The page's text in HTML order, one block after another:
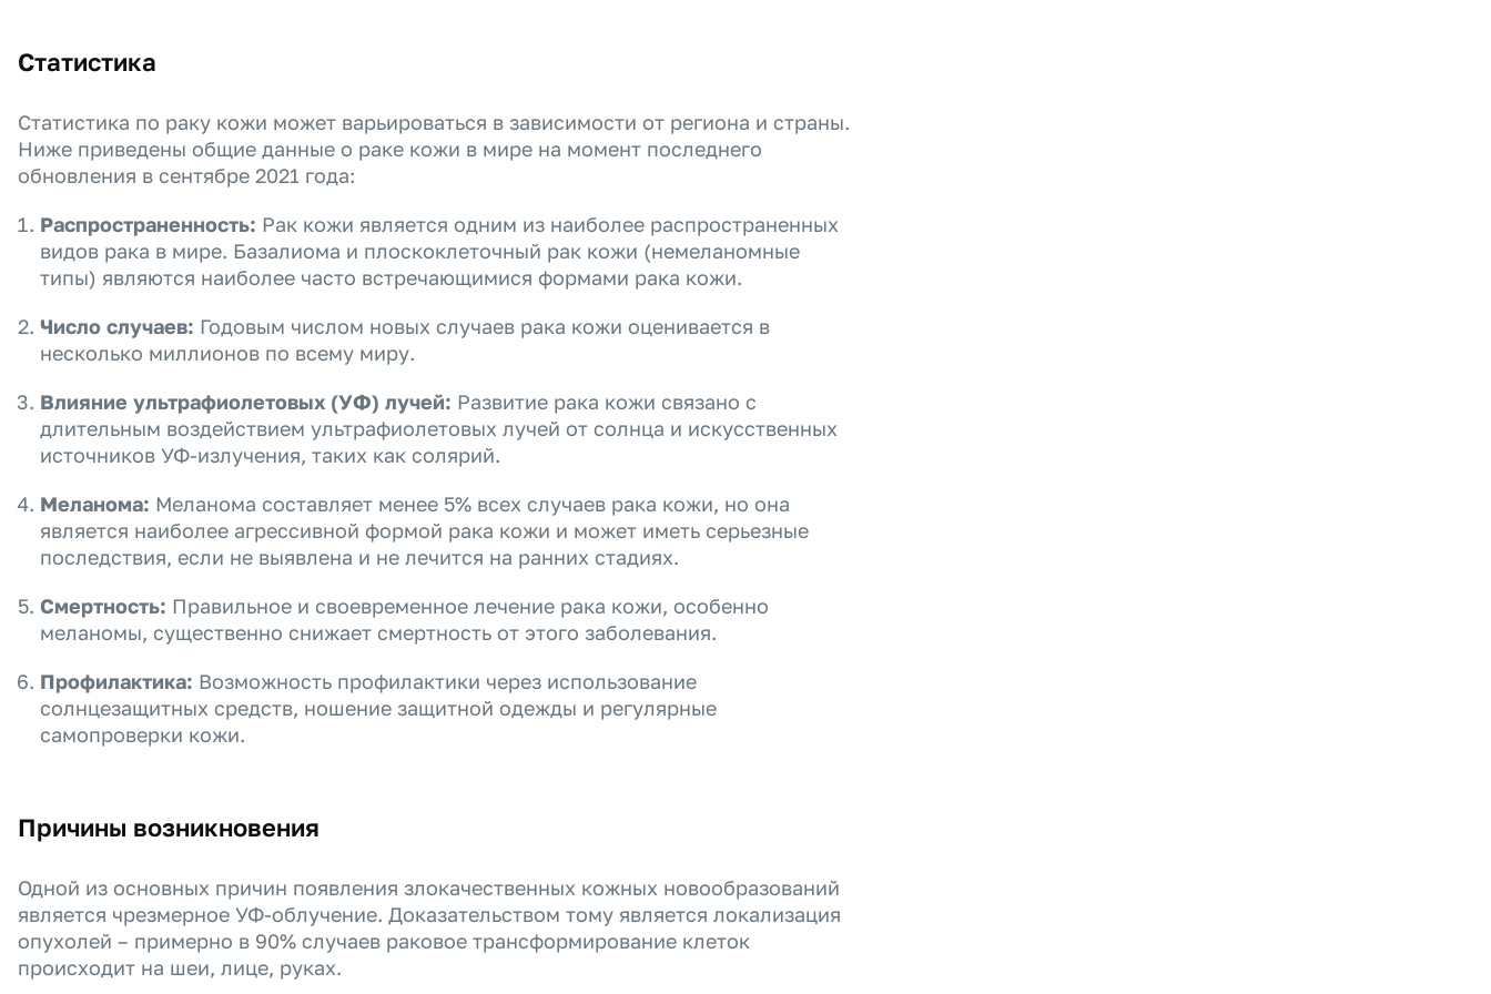
Статистика
Статистика по раку кожи может варьироваться в зависимости от региона и страны.
Ниже приведены общие данные о раке кожи в мире на момент последнего
обновления в сентябре 2021 года:
Распространенность: Рак кожи является одним из наиболее распространенных
видов рака в мире. Базалиома и плоскоклеточный рак кожи (немеланомные
типы) являются наиболее часто встречающимися формами рака кожи.
Число случаев: Годовым числом новых случаев рака кожи оценивается в
несколько миллионов по всему миру.
Влияние ультрафиолетовых (УФ) лучей: Развитие рака кожи связано с
длительным воздействием ультрафиолетовых лучей от солнца и искусственных
источников УФ-излучения, таких как солярий.
Меланома: Меланома составляет менее 5% всех случаев рака кожи, но она
является наиболее агрессивной формой рака кожи и может иметь серьезные
последствия, если не выявлена и не лечится на ранних стадиях.
Смертность: Правильное и своевременное лечение рака кожи, особенно
меланомы, существенно снижает смертность от этого заболевания.
Профилактика: Возможность профилактики через использование
солнцезащитных средств, ношение защитной одежды и регулярные
самопроверки кожи.
Причины возникновения
Одной из основных причин появления злокачественных кожных новообразований
является чрезмерное УФ-облучение. Доказательством тому является локализация
опухолей – примерно в 90% случаев раковое трансформирование клеток
происходит на шеи, лице, руках.